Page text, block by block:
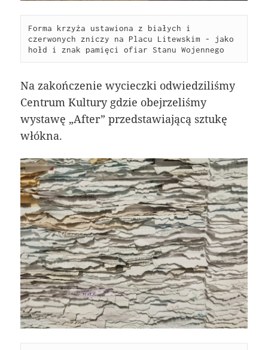
Forma krzyża ustawiona z białych i
czerwonych zniczy na Placu Litewskim - jako
hołd i znak pamięci ofiar Stanu Wojennego
Na zakończenie wycieczki odwiedziliśmy
Centrum Kultury gdzie obejrzeliśmy
wystawę „After” przedstawiającą sztukę
włókna.